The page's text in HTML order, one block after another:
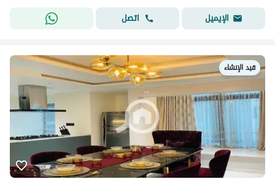
الإيميل
اتصل
قيد الإنشاء